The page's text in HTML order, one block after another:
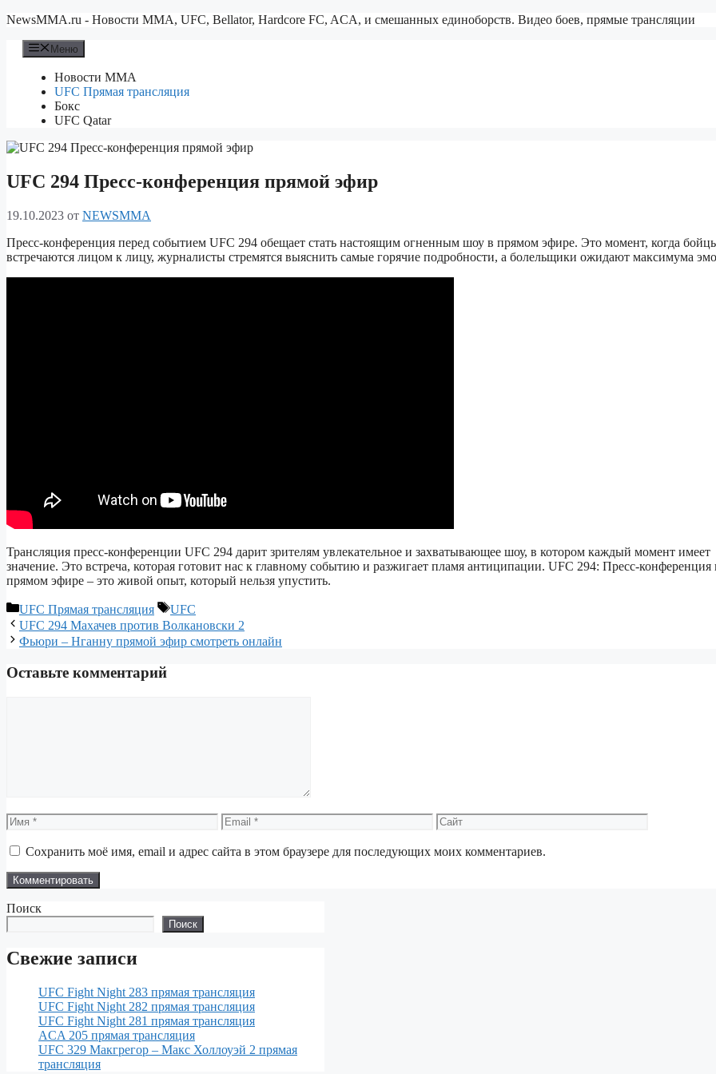
Перейти
содержимому
NewsMMA.ru - Новости ММА, UFC, Bellator, Hardcore FC, ACA, и смешанных единоборств. Видео боев, прямые трансляции
Меню
Новости ММА
UFC Прямая трансляция
Бокс
UFC Qatar
UFC 294 Пресс-конференция прямой эфир
19.10.2023 от NEWSMMA
Пресс-конференция перед событием UFC 294 обещает стать настоящим огненным шоу в прямом эфире. Это момент, когда
встречаются лицом к лицу, журналисты стремятся выяснить самые горячие подробности, а болельщики ожидают максимума
Трансляция пресс-конференции UFC 294 дарит зрителям увлекательное и захватывающее шоу, в котором каждый момент имеет
значение. Это встреча, которая готовит нас к главному событию и разжигает пламя антиципации. UFC 294: Пресс-конференция
прямом эфире – это живой опыт, который нельзя упустить.
Рубрики
UFC Прямая трансляция Метки
UFC
UFC 294 Махачев против Волкановски 2
Фьюри – Нганну прямой эфир смотреть онлайн
Оставьте комментарий
Имя Email Сайт
Сохранить моё имя, email и адрес сайта в этом браузере для последующих моих комментариев.
Поиск
Поиск
Свежие записи
UFC Fight Night 283 прямая трансляция
UFC Fight Night 282 прямая трансляция
UFC Fight Night 281 прямая трансляция
ACA 205 прямая трансляция
UFC 329 Макгрегор – Макс Холлоуэй 2 прямая
трансляция